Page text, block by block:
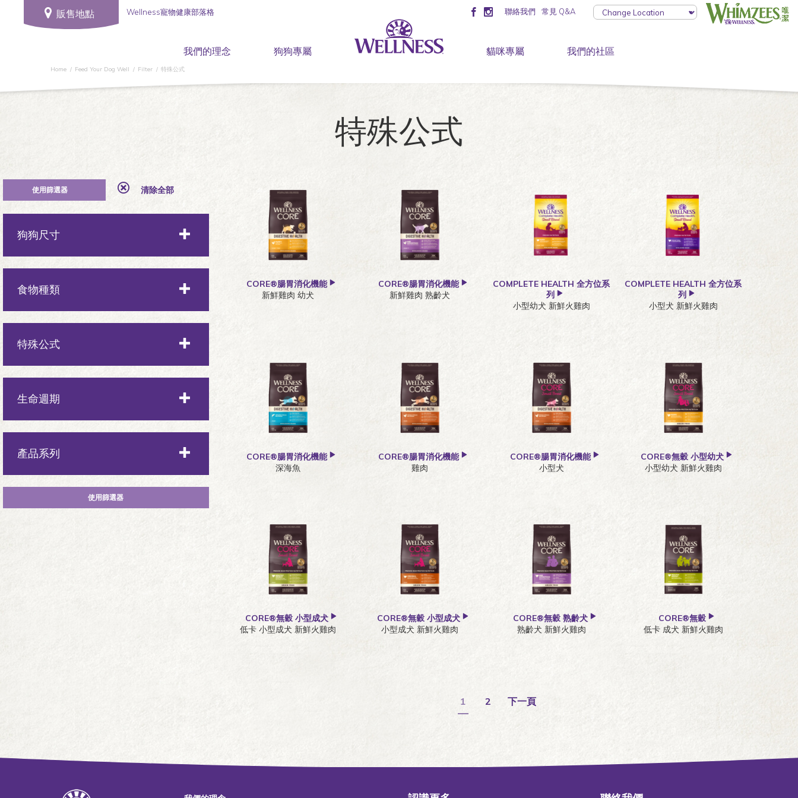
販售地點 Wellness寵物健康部落格 聯絡我們 常見 Q&A
我們的理念 狗狗專屬 貓咪專屬 我們的社區
Home Feed Your Dog Well Filter 特殊公式
特殊公式
清除全部
狗狗尺寸
中型犬
玩具犬
食物種類
乾糧
特殊公式
無穀
體重管理
高蛋白
生命週期
幼犬
產品系列
Complete Health全方位系列
CORE®腸胃消化機能
新鮮雞肉 幼犬
CORE®腸胃消化機能
新鮮雞肉 熟齡犬
COMPLETE HEALTH 全方位系
列
小型幼犬 新鮮火雞肉
COMPLETE HEALTH 全方位系
列
小型犬 新鮮火雞肉
CORE®腸胃消化機能
深海魚
CORE®腸胃消化機能
雞肉
CORE®腸胃消化機能
小型犬
CORE®無穀 小型幼犬
小型幼犬 新鮮火雞肉
CORE®無穀 小型成犬
低卡 小型成犬 新鮮火雞肉
CORE®無穀 小型成犬
小型成犬 新鮮火雞肉
CORE®無穀 熟齡犬
熟齡犬 新鮮火雞肉
CORE®無穀
低卡 成犬 新鮮火雞肉
1 2 下一頁